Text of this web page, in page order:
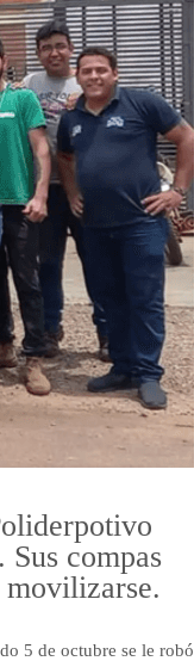
compas
5 de octubre se le robó